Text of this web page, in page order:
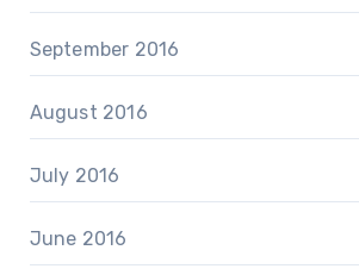
September 2016
August 2016
July 2016
June 2016